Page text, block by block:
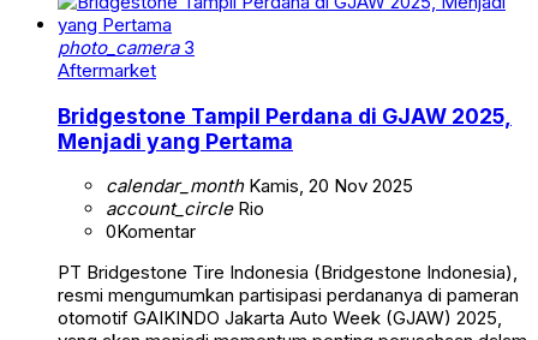
photo_camera3
Aftermarket
Bridgestone Tampil Perdana di GJAW 2025,
Menjadi yang Pertama
calendar_monthKamis, 20 Nov 2025
account_circleRio
0Komentar
PT Bridgestone Tire Indonesia (Bridgestone Indonesia),
resmi mengumumkan partisipasi perdananya di pameran
otomotif GAIKINDO Jakarta Auto Week (GJAW) 2025,